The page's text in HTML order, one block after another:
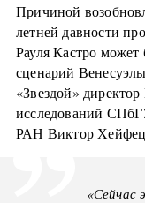
Причиной
летней давности
Рауля Кастро
сценарий
«Звездой»
исследований
РАН Виктор
«Сейчас